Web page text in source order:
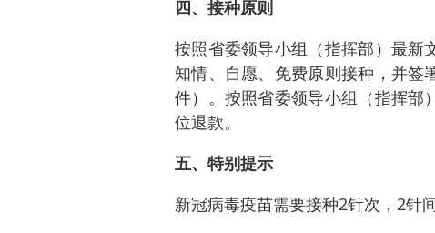
四、接种原则
按照省委领导小组（指挥部）最新
知情、自愿、免费原则接种，并签
件）。按照省委领导小组（指挥部
位退款。
五、特别提示
新冠病毒疫苗需要接种2针次，2针